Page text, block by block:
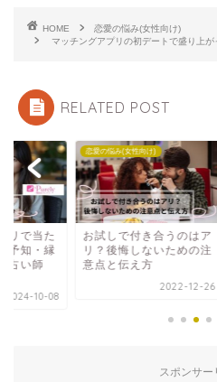
HOME
恋愛の悩み(女性向け)
マッチングアプリの初デートで盛り上
RELATED POST
悩み(女性向け)
しで付き合うのはア
後悔しないための注
伝え方
恋愛の悩み(女性向け)
バツイチにな
どんな人？特
しい？やめと
スポンサー